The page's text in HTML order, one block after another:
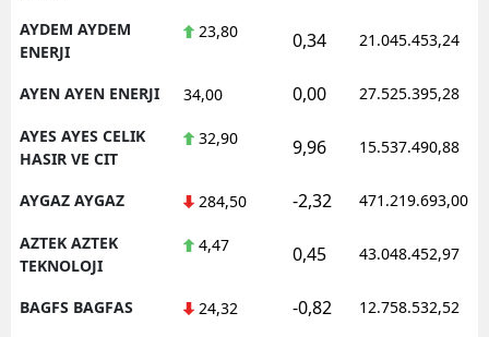
AYDEM AYDEM
ENERJI
23,80 0,34 21.045.453,24
AYEN AYEN ENERJI 34,00 0,00 27.525.395,28
AYES AYES CELIK
HASIR VE CIT
32,90 9,96 15.537.490,88
AYGAZ AYGAZ 284,50 -2,32 471.219.693,00
AZTEK AZTEK
TEKNOLOJI
4,47 0,45 43.048.452,97
BAGFS BAGFAS 24,32 -0,82 12.758.532,52